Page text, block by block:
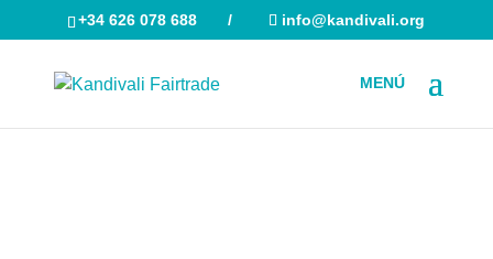
+34 626 078 688 / info@kandivali.org
productos